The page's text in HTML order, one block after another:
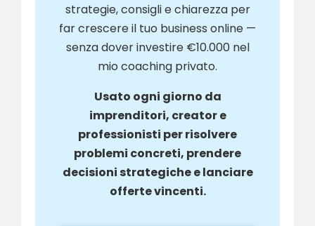
strategie, consigli e chiarezza per
far crescere il tuo business online —
senza dover investire €10.000 nel
mio coaching privato.
Usato ogni giorno da
imprenditori, creator e
professionisti per risolvere
problemi concreti, prendere
decisioni strategiche e lanciare
offerte vincenti.